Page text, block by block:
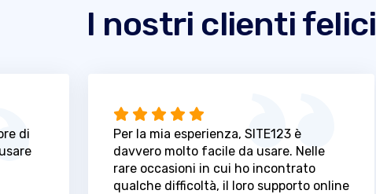
I nostri clienti felici
di
Per la mia esperienza, SITE123 è
davvero molto facile da usare. Nelle
rare occasioni in cui ho incontrato
qualche difficoltà, il loro supporto online